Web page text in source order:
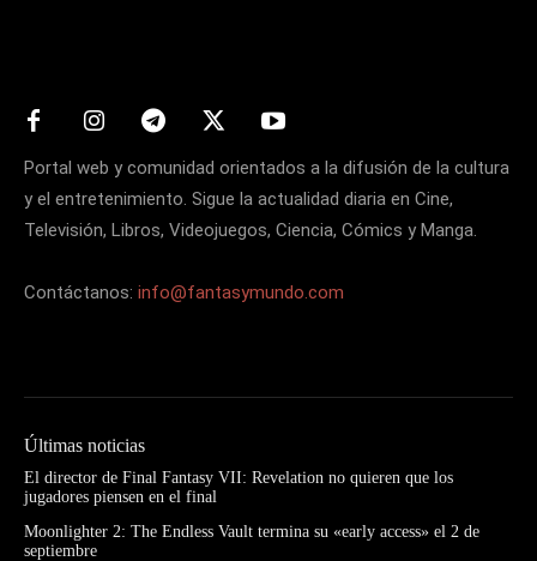
Portal web y comunidad orientados a la difusión de la cultura
y el entretenimiento. Sigue la actualidad diaria en Cine,
Televisión, Libros, Videojuegos, Ciencia, Cómics y Manga.
Contáctanos: info@fantasymundo.com
Últimas noticias
El director de Final Fantasy VII: Revelation no quieren que los
jugadores piensen en el final
Moonlighter 2: The Endless Vault termina su «early access» el 2 de
septiembre